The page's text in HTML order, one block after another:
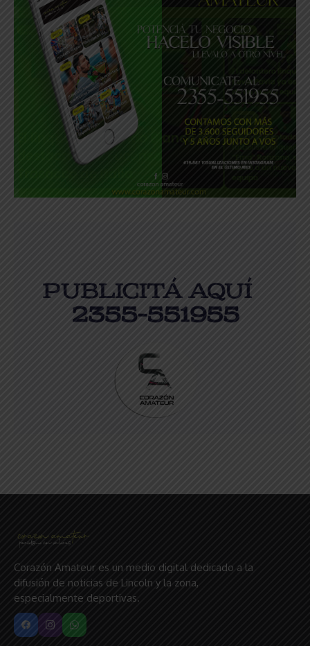
Corazón Amateur es un medio digital dedicado a la
difusión de noticias de Lincoln y la zona,
especialmente deportivas.